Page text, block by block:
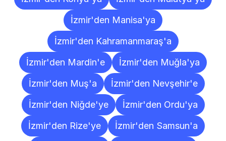
İzmir'den Manisa'ya
İzmir'den Kahramanmaraş'a
İzmir'den Mardin'e
İzmir'den Muğla'ya
İzmir'den Muş'a
İzmir'den Nevşehir'e
İzmir'den Niğde'ye
İzmir'den Ordu'ya
İzmir'den Rize'ye
İzmir'den Samsun'a